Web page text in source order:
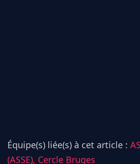
Équipe(s) liée(s) à cet article :
(ASSE), Cercle Bruges